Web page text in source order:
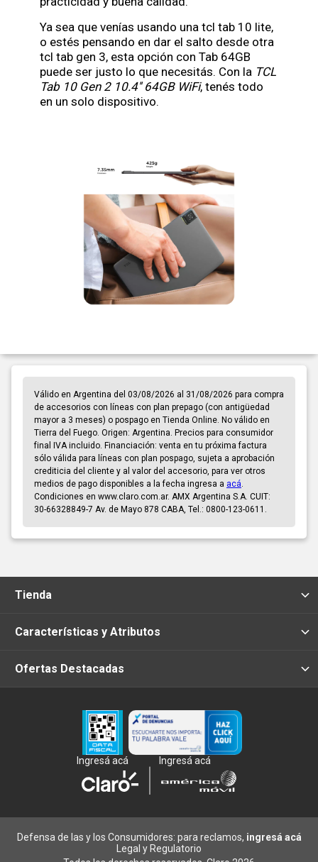
Ya sea que venías usando una tcl tab 10 lite,
o estés pensando en dar el salto desde otra
tcl tab gen 3, esta opción con Tab 64GB
puede ser justo lo que necesitás. Con la TCL
Tab 10 Gen 2 10.4'' 64GB WiFi, tenés todo
en un solo dispositivo.
Válido en Argentina del 03/08/2026 al 31/08/2026 para compra
de accesorios con líneas con plan prepago (con antigüedad
mayor a 3 meses) o pospago en Tienda Online. No válido en
Tierra del Fuego. Origen: Argentina. Precios para consumidor
final IVA incluido. Financiación: venta en tu próxima factura
sólo válida para líneas con plan pospago, sujeta a aprobación
crediticia del cliente y al valor del accesorio, para ver otros
medios de pago disponibles a la fecha ingresa a acá
Condiciones en www.claro.com.ar. AMX Argentina S.A. CUIT:
30-66328849-7 Av. de Mayo 878 CABA, Tel.: 0800-123-0611.
Tienda
Características y Atributos
Ofertas Destacadas
Ingresá acá Ingresá acá
Defensa de las y los Consumidores: para reclamos, ingresá acá
Legal y Regulatorio